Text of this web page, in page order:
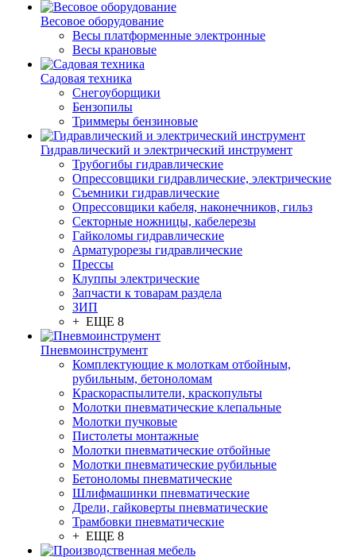
Весовое оборудование
Весы платформенные электронные
Весы крановые
Садовая техника
Снегоуборщики
Бензопилы
Триммеры бензиновые
Гидравлический и электрический инструмент
Трубогибы гидравлические
Опрессовщики гидравлические, электрические
Съемники гидравлические
Опрессовщики кабеля, наконечников, гильз
Секторные ножницы, кабелерезы
Гайколомы гидравлические
Арматурорезы гидравлические
Прессы
Клуппы электрические
Запчасти к товарам раздела
ЗИП
+ ЕЩЕ 8
Пневмоинструмент
Комплектующие к молоткам отбойным,
рубильным, бетоноломам
Краскораспылители, краскопульты
Молотки пневматические клепальные
Молотки пучковые
Пистолеты монтажные
Молотки пневматические отбойные
Молотки пневматические рубильные
Бетоноломы пневматические
Шлифмашинки пневматические
Дрели, гайковерты пневматические
Трамбовки пневматические
+ ЕЩЕ 8